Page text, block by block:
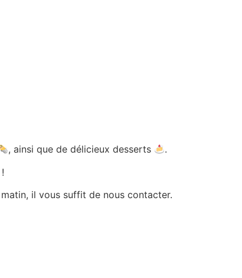
, ainsi que de délicieux desserts
.
il vous suffit de nous contacter.